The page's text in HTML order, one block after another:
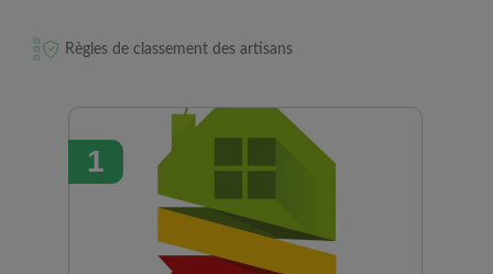
Règles de classement des artisans
1